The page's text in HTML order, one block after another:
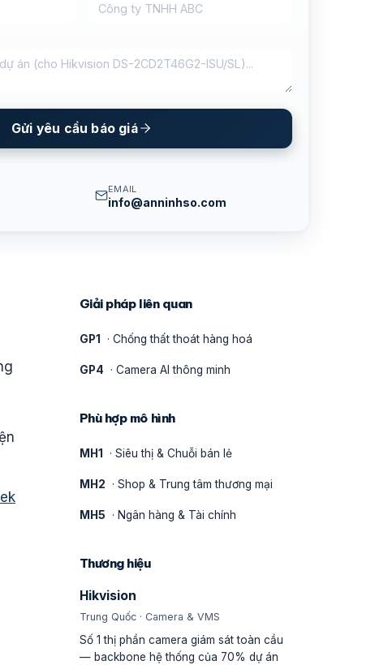
Gửi yêu cầu báo giá
EMAIL
info@anninhso.com
Giải pháp liên quan
GP1 · Chống thất thoát hàng hoá
GP4 · Camera AI thông minh
Phù hợp mô hình
MH1 · Siêu thị & Chuỗi bán lẻ
MH2 · Shop & Trung tâm thương mại
MH5 · Ngân hàng & Tài chính
Thương hiệu
Hikvision
Trung Quốc · Camera & VMS
Số 1 thị phần camera giám sát toàn cầu
— backbone hệ thống của 70% dự án